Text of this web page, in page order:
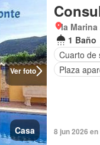
Ver foto
Casa
la Marina
1 Baño
Cuarto de
Plaza
8 jun 2026